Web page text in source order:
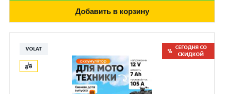
Добавить в корзину
VOLAT
СЕГОДНЯ СО
СКИДКОЙ